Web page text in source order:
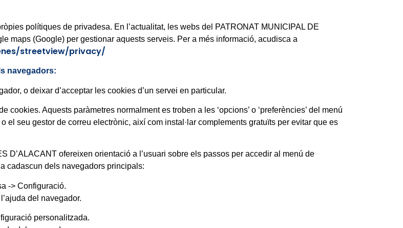
polítiques de privadesa. En l’actualitat, les webs del PATRONAT MUNICIPAL DE
maps (Google) per gestionar aquests serveis. Per a més informació, acudisca a
streetview/privacy/
navegadors:
o deixar d’acceptar les cookies d’un servei en particular.
Aquests paràmetres normalment es troben a les ‘opcions’ o ‘preferències’ del menú
el seu gestor de correu electrònic, així com instal·lar complements gratuïts per evitar que es
D’ALACANT ofereixen orientació a l’usuari sobre els passos per accedir al menú de
cadascun dels navegadors principals:
-> Configuració.
del navegador.
personalitzada.